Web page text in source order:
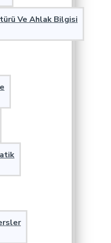
Ve Ahlak Bilgisi